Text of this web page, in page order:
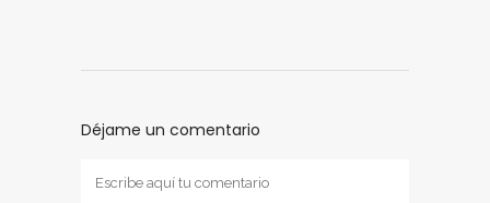
Déjame un comentario